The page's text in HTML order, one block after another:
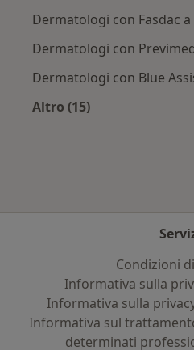
Dermatologi con Fasdac a
Dermatologi con
Dermatologi con Blue
Altro (15)
Condizioni
Informativa sulla
Informativa sulla
Informativa sul
determinati